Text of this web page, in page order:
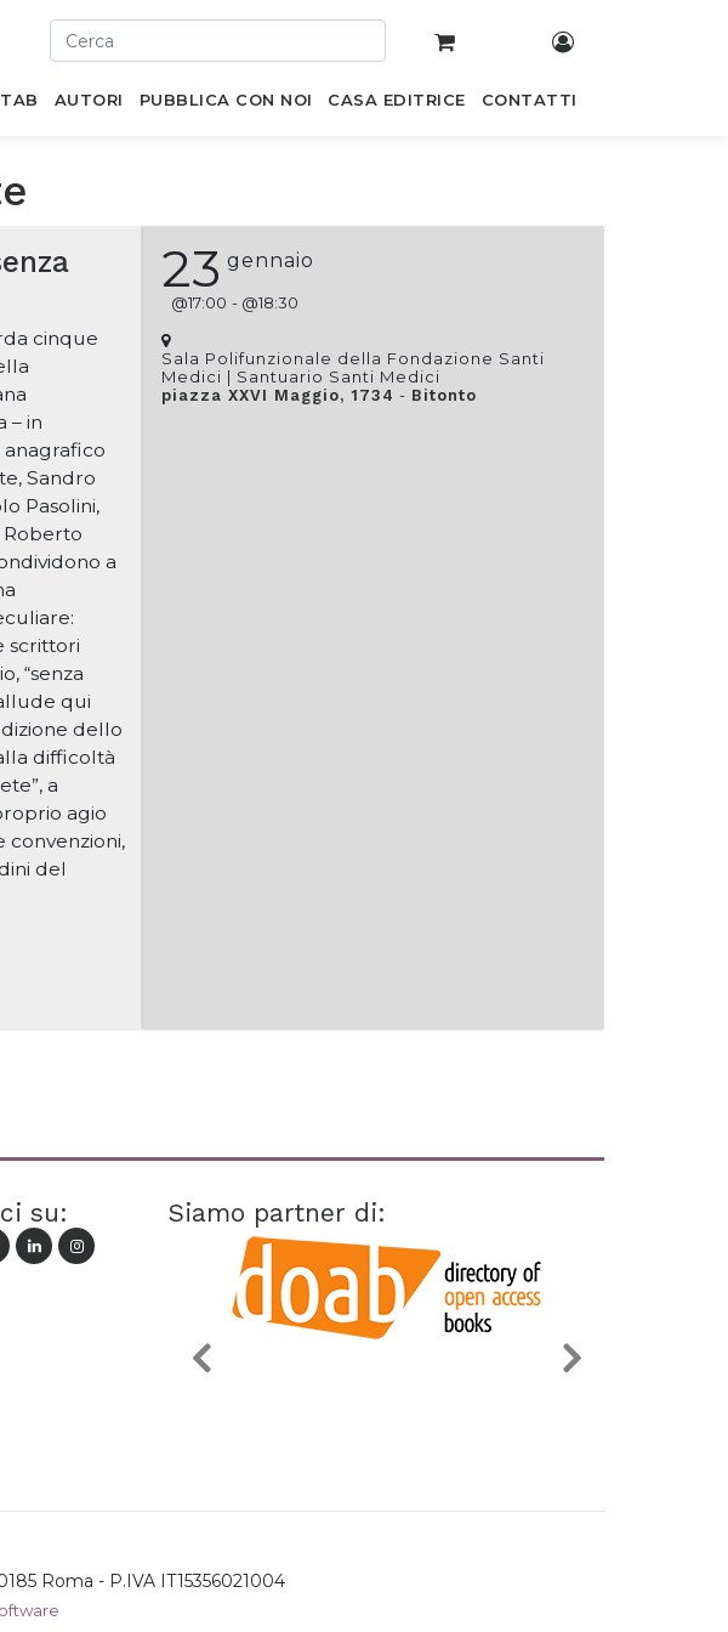
AUTORI PUBBLICA CON NOI CASA EDITRICE CONTATTI
cinque
– in
Sandro
Pasolini,
Roberto
a
scrittori
“senza
qui
dello
difficoltà
a
agio
convenzioni,
del
23 gennaio
@17:00 - @18:30
Sala Polifunzionale della Fondazione Santi
Medici | Santuario Santi Medici
piazza XXVI Maggio, 1734 - Bitonto
su: Siamo partner di:
Roma - P.IVA IT15356021004